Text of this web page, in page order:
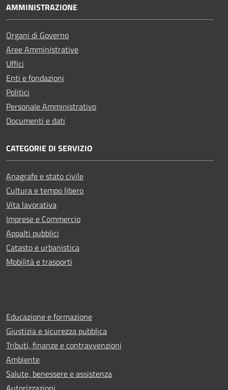
AMMINISTRAZIONE
Organi di Governo
Aree Amministrative
Uffici
Enti e fondazioni
Politici
Personale Amministrativo
Documenti e dati
CATEGORIE DI SERVIZIO
Anagrafe e stato civile
Cultura e tempo libero
Vita lavorativa
Imprese e Commercio
Appalti pubblici
Catasto e urbanistica
Mobilità e trasporti
Educazione e formazione
Giustizia e sicurezza pubblica
Tributi, finanze e contravvenzioni
Ambiente
Salute, benessere e assistenza